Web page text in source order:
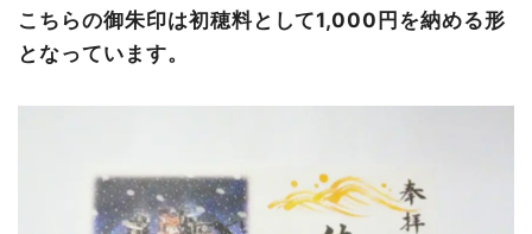
こちらの御朱印は初穂料として1,000円を納める形
となっています。